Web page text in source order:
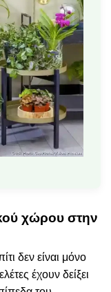
χώρου στην
δεν είναι μόνο
έχουν δείξει